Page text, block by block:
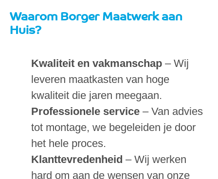
Waarom Borger Maatwerk aan
Huis?
Kwaliteit en vakmanschap – Wij
leveren maatkasten van hoge
kwaliteit die jaren meegaan.
Professionele service – Van advies
tot montage, we begeleiden je door
het hele proces.
Klanttevredenheid – Wij werken
hard om aan de wensen van onze